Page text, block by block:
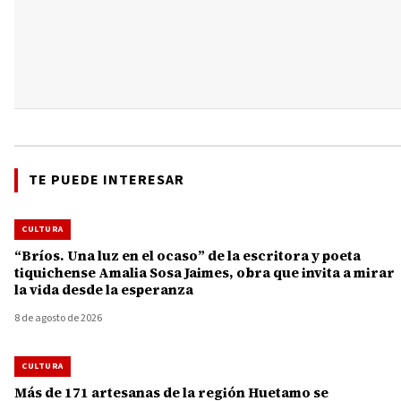
TE PUEDE INTERESAR
CULTURA
“Bríos. Una luz en el ocaso” de la escritora y poeta
tiquichense Amalia Sosa Jaimes, obra que invita a mirar
la vida desde la esperanza
8 de agosto de 2026
CULTURA
Más de 171 artesanas de la región Huetamo se